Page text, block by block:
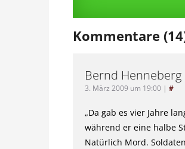
Kommentare
Bernd Henneberg
3. März 2009 um 19:00 | #
„Da gab es vier Jahre
während er eine halbe
Natürlich Mord.